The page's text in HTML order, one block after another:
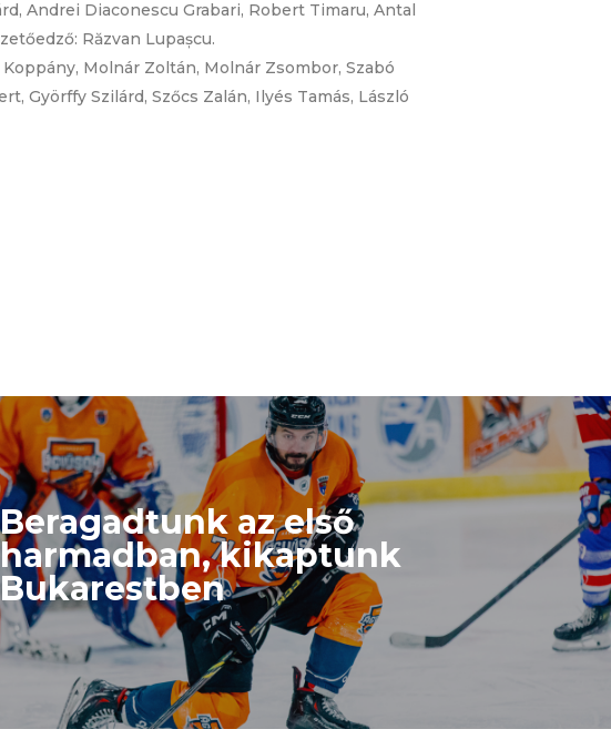
Andrei Diaconescu Grabari, Robert Timaru, Antal
Răzvan Lupașcu.
Molnár Zoltán, Molnár Zsombor, Szabó
Györffy Szilárd, Szőcs Zalán, Ilyés Tamás, László
Beragadtunk az első
harmadban, kikaptunk
Bukarestben